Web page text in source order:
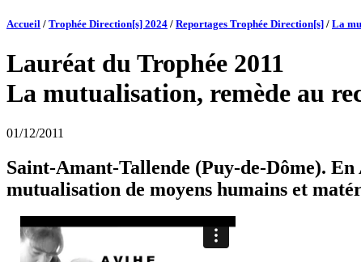
Accueil / Trophée Direction[s] 2024 / Reportages Trophée Direction[s] / La
Lauréat du Trophée 2011
La mutualisation, remède au
01/12/2011
Saint-Amant-Tallende (Puy-de-Dôme). En
mutualisation de moyens humains et